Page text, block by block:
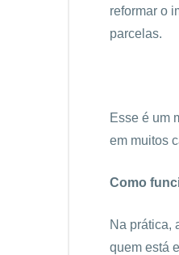
reformar o
parcelas.
Esse é um
em muitos
Como
Na prática,
quem está